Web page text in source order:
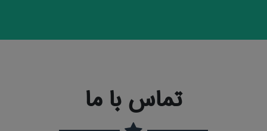
تماس با ما